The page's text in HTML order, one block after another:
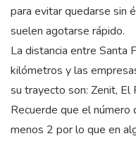
para evitar quedarse sin
suelen agotarse rápido.
La distancia entre Santa
kilómetros y las
su trayecto son: Zenit, El
Recuerde que el número
menos 2 por lo que en